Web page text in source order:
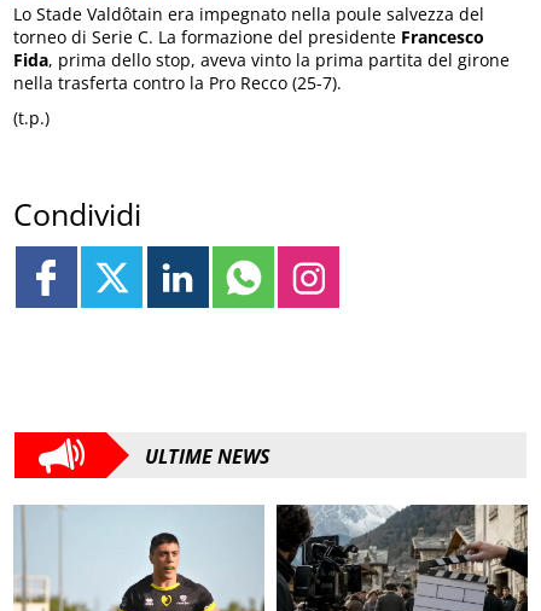
Lo Stade Valdôtain era impegnato nella poule salvezza del
torneo di Serie C. La formazione del presidente Francesco
Fida, prima dello stop, aveva vinto la prima partita del girone
nella trasferta contro la Pro Recco (25-7).
(t.p.)
Condividi
ULTIME NEWS